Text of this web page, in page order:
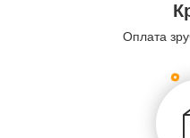
Оплата